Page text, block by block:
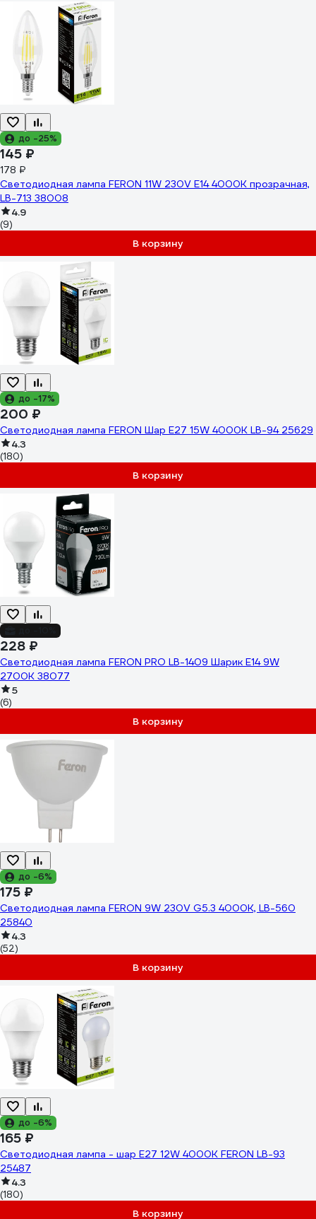
до -25%
145 ₽
178 ₽
Светодиодная лампа FERON 11W 230V E14 4000K прозрачная,
LB-713 38008
4.9
(9)
В корзину
до -17%
200 ₽
Светодиодная лампа FERON Шар E27 15W 4000K LB-94 25629
4.3
(180)
В корзину
228 ₽
Светодиодная лампа FERON PRO LB-1409 Шарик E14 9W
2700K 38077
5
(6)
В корзину
до -6%
175 ₽
Светодиодная лампа FERON 9W 230V G5.3 4000K, LB-560
25840
4.3
(52)
В корзину
до -6%
165 ₽
Светодиодная лампа - шар E27 12W 4000K FERON LB-93
25487
4.3
(180)
В корзину